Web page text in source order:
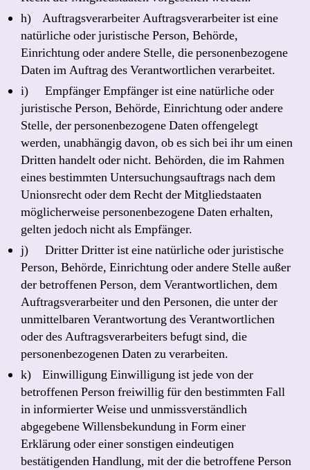
h) Auftragsverarbeiter Auftragsverarbeiter ist eine
natürliche oder juristische Person, Behörde,
Einrichtung oder andere Stelle, die personenbezogene
Daten im Auftrag des Verantwortlichen verarbeitet.
i) Empfänger Empfänger ist eine natürliche oder
juristische Person, Behörde, Einrichtung oder andere
Stelle, der personenbezogene Daten offengelegt
werden, unabhängig davon, ob es sich bei ihr um einen
Dritten handelt oder nicht. Behörden, die im Rahmen
eines bestimmten Untersuchungsauftrags nach dem
Unionsrecht oder dem Recht der Mitgliedstaaten
möglicherweise personenbezogene Daten erhalten,
gelten jedoch nicht als Empfänger.
j) Dritter Dritter ist eine natürliche oder juristische
Person, Behörde, Einrichtung oder andere Stelle außer
der betroffenen Person, dem Verantwortlichen, dem
Auftragsverarbeiter und den Personen, die unter der
unmittelbaren Verantwortung des Verantwortlichen
oder des Auftragsverarbeiters befugt sind, die
personenbezogenen Daten zu verarbeiten.
k) Einwilligung Einwilligung ist jede von der
betroffenen Person freiwillig für den bestimmten Fall
in informierter Weise und unmissverständlich
abgegebene Willensbekundung in Form einer
Erklärung oder einer sonstigen eindeutigen
bestätigenden Handlung, mit der die betroffene Person